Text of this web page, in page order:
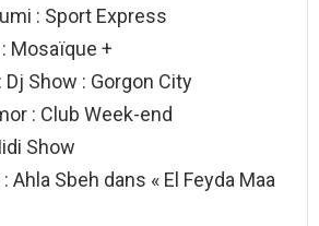
: Sport Express
Mosaïque +
Dj Show : Gorgon City
: Club Week-end
Show
Ahla Sbeh dans « El Feyda Maa